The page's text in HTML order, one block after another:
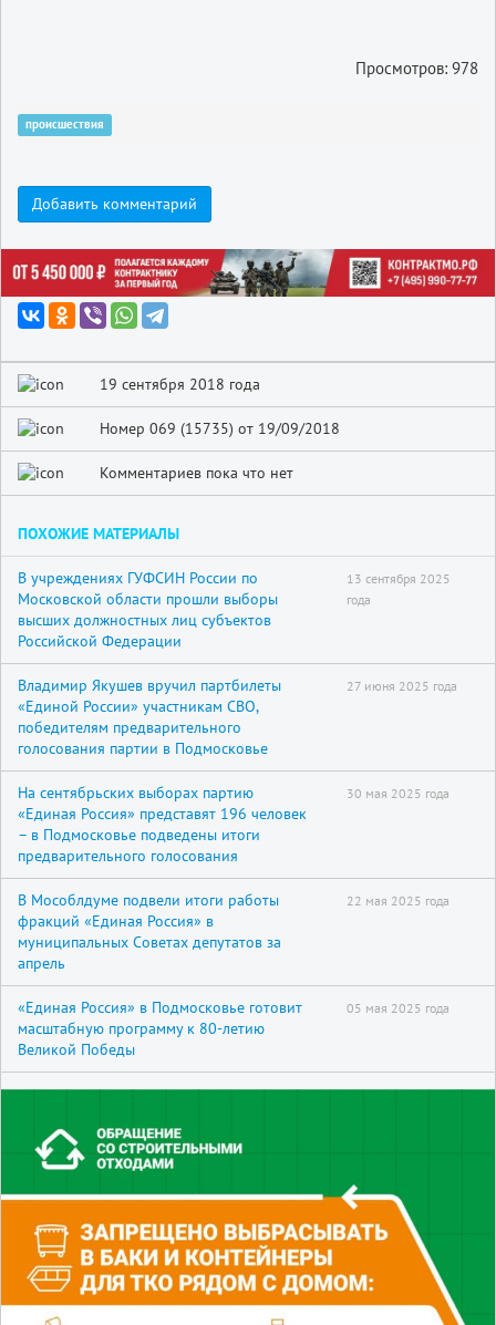
Просмотров: 978
происшествия
Добавить комментарий
19 сентября 2018 года
Номер 069 (15735) от 19/09/2018
Комментариев пока что нет
ПОХОЖИЕ МАТЕРИАЛЫ
В учреждениях ГУФСИН России по
Московской области прошли выборы
высших должностных лиц субъектов
Российской Федерации
13 сентября 2025
года
Владимир Якушев вручил партбилеты
«Единой России» участникам СВО,
победителям предварительного
голосования партии в Подмосковье
27 июня 2025 года
На сентябрьских выборах партию
«Единая Россия» представят 196 человек
– в Подмосковье подведены итоги
предварительного голосования
30 мая 2025 года
В Мособлдуме подвели итоги работы
фракций «Единая Россия» в
муниципальных Советах депутатов за
апрель
22 мая 2025 года
«Единая Россия» в Подмосковье готовит
масштабную программу к 80-летию
Великой Победы
05 мая 2025 года